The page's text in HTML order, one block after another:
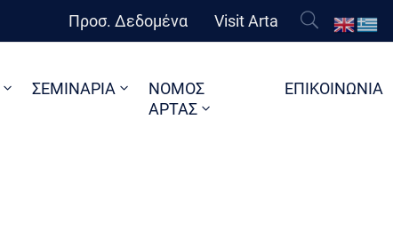
Προσ. Δεδομένα Visit Arta
ΣΕΜΙΝΑΡΙΑ
ΝΟΜΟΣ
ΑΡΤΑΣ
ΕΠΙΚΟΙΝΩΝΙΑ